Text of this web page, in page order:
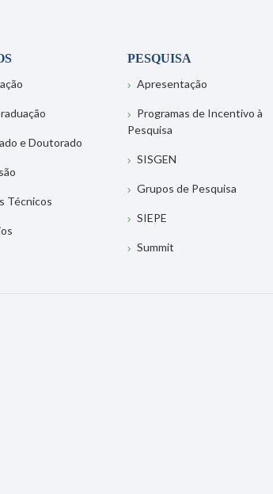
e Doutorado
Técnicos
PESQUISA
Apresentação
Programas de Incentivo à
Pesquisa
SISGEN
Grupos de Pesquisa
SIEPE
Summit